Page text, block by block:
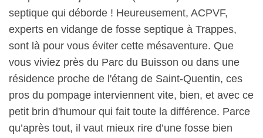
septique qui déborde ! Heureusement, ACPVF,
experts en vidange de fosse septique à Trappes,
sont là pour vous éviter cette mésaventure. Que
vous viviez près du Parc du Buisson ou dans une
résidence proche de l'étang de Saint-Quentin, ces
pros du pompage interviennent vite, bien, et avec ce
petit brin d'humour qui fait toute la différence. Parce
qu’après tout, il vaut mieux rire d’une fosse bien